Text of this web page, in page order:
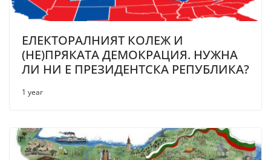
ЕЛЕКТОРАЛНИЯТ КОЛЕЖ И
(НЕ)ПРЯКАТА ДЕМОКРАЦИЯ. НУЖНА
ЛИ НИ Е ПРЕЗИДЕНТСКА РЕПУБЛИКА?
1 year